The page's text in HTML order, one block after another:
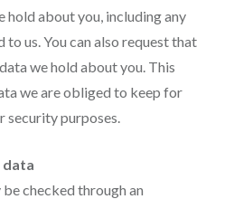
hold about you, including any
to us. You can also request that
we hold about you. This
we are obliged to keep for
security purposes.
data
checked through an